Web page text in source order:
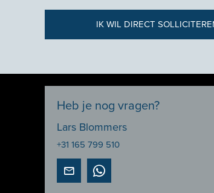
IK WIL DIRECT
Heb je nog vragen?
Lars Blommers
+31 165 799 510